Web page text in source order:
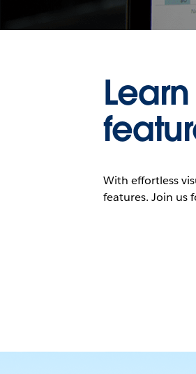
With effortless
features. Join us